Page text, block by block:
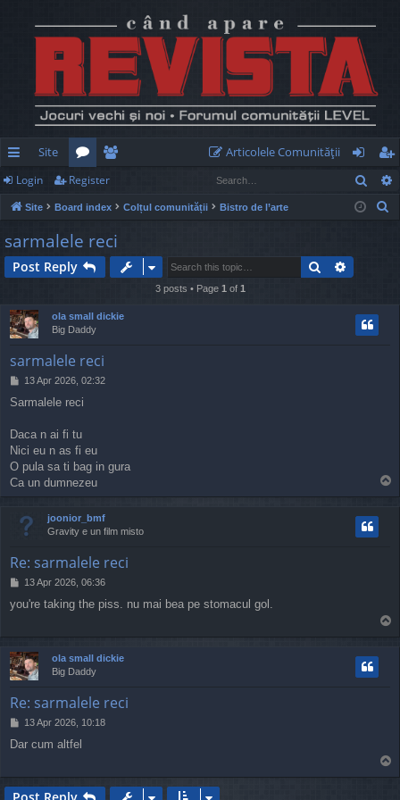
ui
ck
lin
ks
Site
or
u
m
s
e
m
be
Articolele Comunităţii
og
in
eg
ist
Login Register
Site Board index Colțul comunității Bistro de l’arte
sarmalele reci
Post Reply Search
3 posts • Page 1 of 1
ola small dickie
Big Daddy
sarmalele reci
P
s
13 Apr 2026, 02:32
Sarmalele reci
Daca n ai fi tu
Nici eu n as fi eu
O pula sa ti bag in gura
Ca un dumnezeu
o
joonior_bmf
Gravity e un film misto
Re: sarmalele reci
P
s
13 Apr 2026, 06:36
you're taking the piss. nu mai bea pe stomacul gol.
ola small dickie
Big Daddy
Re: sarmalele reci
P
s
13 Apr 2026, 10:18
Dar cum altfel
o